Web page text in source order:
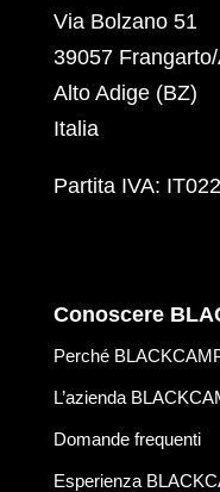
Via Bolzano 51
39057
Alto Adige (BZ)
Italia
Partita IVA:
Conoscere
Perché
L’azienda
Domande frequenti
Esperienza